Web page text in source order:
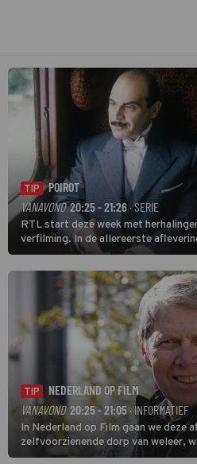
TIP
POIROT
VANAVOND 20:25 - 21:26 · SERIE
RTL start deze week met
verfilming. In de allereerste
speurder op zoek naar een
verwikkeld in een moordzaak. (HH)
TIP
NEDERLAND OP FILM
VANAVOND 20:25 - 21:05· INFORMATIEF
In Nederland op Film gaan we deze
zelfvoorzienende dorp van weleer,
Daniëls de kijkers meeneemt op reis